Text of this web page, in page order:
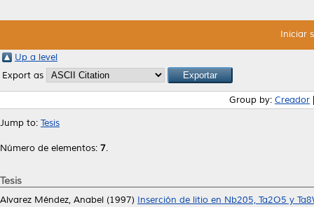
Iniciar
Up a level
Export as
Group by: Creador
Jump to: Tesis
Número de elementos: 7.
Tesis
Alvarez Méndez, Anabel (1997) Inserción de litio en Nb205, Ta2O5 y